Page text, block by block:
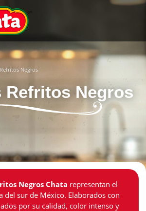
Negros
Refritos Negros
Negros Chata representan el
del sur de México. Elaborados con
por su calidad, color intenso y